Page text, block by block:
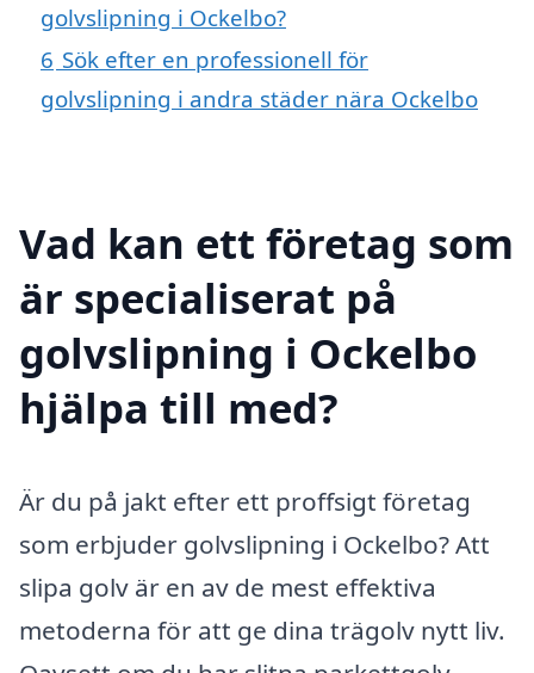
golvslipning i Ockelbo?
6 Sök efter en professionell för
golvslipning i andra städer nära Ockelbo
Vad kan ett företag som
är specialiserat på
golvslipning i Ockelbo
hjälpa till med?
Är du på jakt efter ett proffsigt företag
som erbjuder golvslipning i Ockelbo? Att
slipa golv är en av de mest effektiva
metoderna för att ge dina trägolv nytt liv.